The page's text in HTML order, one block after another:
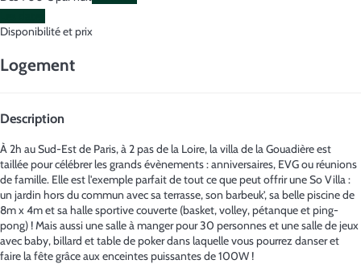
Disponibilité et prix
Logement
Description
À 2h au Sud-Est de Paris, à 2 pas de la Loire, la villa de la Gouadière est
taillée pour célébrer les grands évènements : anniversaires, EVG ou réunions
de famille. Elle est l'exemple parfait de tout ce que peut offrir une So Villa :
un jardin hors du commun avec sa terrasse, son barbeuk’, sa belle piscine de
8m x 4m et sa halle sportive couverte (basket, volley, pétanque et ping-
pong) ! Mais aussi une salle à manger pour 30 personnes et une salle de jeux
avec baby, billard et table de poker dans laquelle vous pourrez danser et
faire la fête grâce aux enceintes puissantes de 100W !